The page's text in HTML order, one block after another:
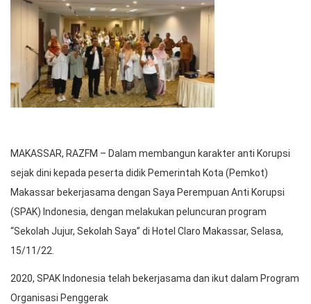
MAKASSAR, RAZFM – Dalam membangun karakter anti Korupsi
sejak dini kepada peserta didik Pemerintah Kota (Pemkot)
Makassar bekerjasama dengan Saya Perempuan Anti Korupsi
(SPAK) Indonesia, dengan melakukan peluncuran program
“Sekolah Jujur, Sekolah Saya” di Hotel Claro Makassar, Selasa,
15/11/22.
2020, SPAK Indonesia telah bekerjasama dan ikut dalam Program
Organisasi Penggerak